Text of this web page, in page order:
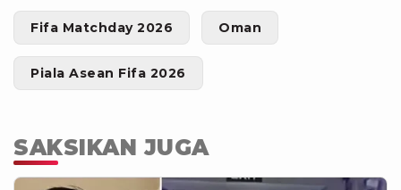
Fifa Matchday 2026 Oman
Piala Asean Fifa 2026
SAKSIKAN JUGA